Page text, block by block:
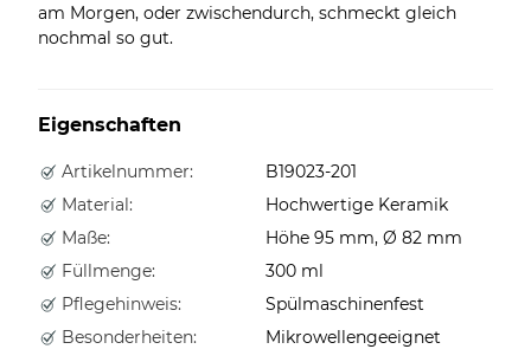
am Morgen, oder zwischendurch, schmeckt gleich
nochmal so gut.
Eigenschaften
Artikelnummer:
B19023-201
Material:
Hochwertige Keramik
Maße:
Höhe 95 mm, Ø 82 mm
Füllmenge:
300 ml
Pflegehinweis:
Spülmaschinenfest
Besonderheiten:
Mikrowellengeeignet